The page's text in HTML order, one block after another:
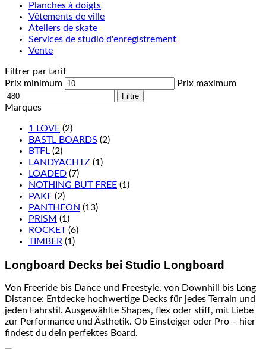
Planches à doigts
Vêtements de ville
Ateliers de skate
Services de studio d'enregistrement
Vente
Filtrer par tarif
Prix minimum
Prix maximum
Filtre
Marques
1 LOVE (2)
BASTL BOARDS (2)
BTFL (2)
LANDYACHTZ (1)
LOADED (7)
NOTHING BUT FREE (1)
PAKE (2)
PANTHEON (13)
PRISM (1)
ROCKET (6)
TIMBER (1)
Longboard Decks bei Studio Longboard
Von Freeride bis Dance und Freestyle, von Downhill bis Long
Distance: Entdecke hochwertige Decks für jedes Terrain und
jeden Fahrstil. Ausgewählte Shapes, flex oder stiff, mit Liebe
zur Performance und Ästhetik. Ob Einsteiger oder Pro – hier
findest du dein perfektes Board.